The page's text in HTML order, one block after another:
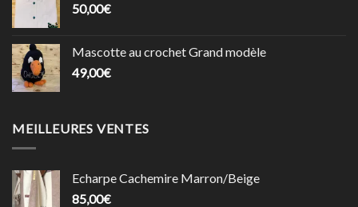
50,00€
Mascotte au crochet Grand modèle
49,00€
MEILLEURES VENTES
Echarpe Cachemire Marron/Beige
85,00€